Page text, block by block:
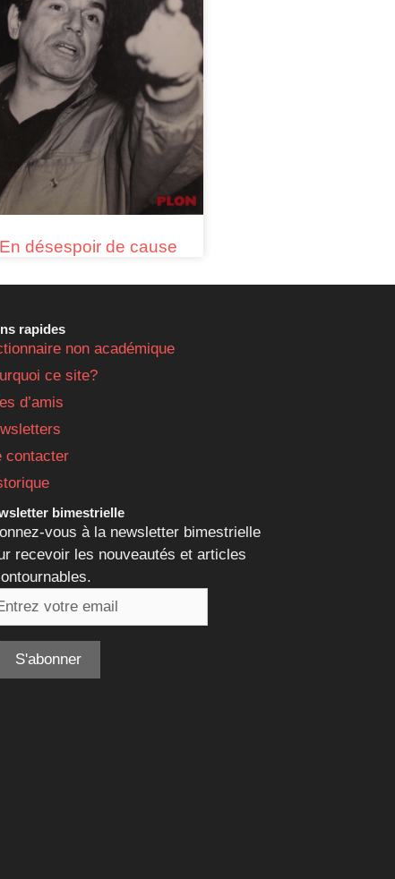
En désespoir de cause
rapides
non académique
ce site?
d’amis
contacter
bimestrielle
vous à la newsletter bimestrielle
recevoir les nouveautés et articles